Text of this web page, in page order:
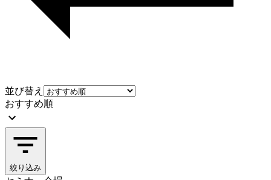
並び替え
おすすめ順
絞り込み